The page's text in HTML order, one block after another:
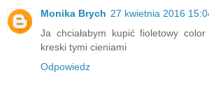
Monika Brych 27 kwietnia 2016
Ja chciałabym kupić fioletowy
kreski tymi cieniami
Odpowiedz